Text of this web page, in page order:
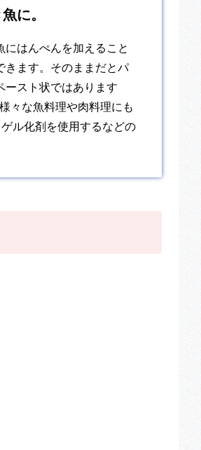
に。
はんぺんを加えること
きます。そのままだとパ
ースト状ではあります
々な魚料理や肉料理にも
ル化剤を使用するなどの